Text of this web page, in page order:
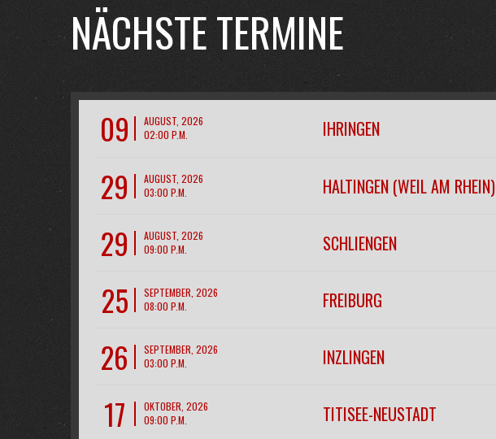
NÄCHSTE TERMINE
09
AUGUST, 2026
02:00 P.M.
IHRINGEN
29
AUGUST, 2026
03:00 P.M.
HALTINGEN (WEIL AM RHEIN)
29
AUGUST, 2026
09:00 P.M.
SCHLIENGEN
25
SEPTEMBER, 2026
08:00 P.M.
FREIBURG
26
SEPTEMBER, 2026
03:00 P.M.
INZLINGEN
17
OKTOBER, 2026
09:00 P.M.
TITISEE-NEUSTADT